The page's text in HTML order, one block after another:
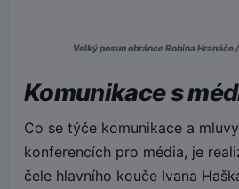
Velký posun obránce Robina Hranáče
Komunikace s
Co se týče komunikace a
konferencích pro média, je
čele hlavního kouče Ivana